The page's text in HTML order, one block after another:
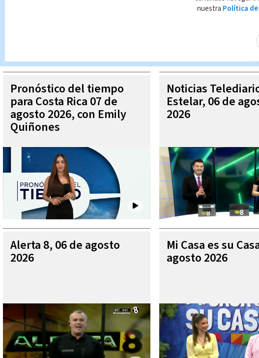
Queda prohibida la reproducción total o parcial del contenido de esta
MÁS
Pronóstico del tiempo
para Costa Rica 07 de
agosto 2026, con Emily
Quiñones
Noticias
Estelar, 06 de
2026
Alerta 8, 06 de agosto
2026
Mi Casa es su
agosto 2026
nuestra Política